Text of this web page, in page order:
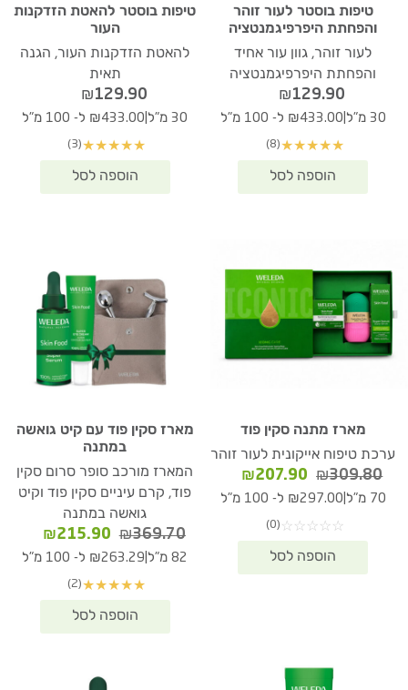
טיפות בוסטר לעור זוהר
והפחתת היפרפיגמנטציה
לעור זוהר, גוון עור אחיד
והפחתת היפרפיגמנטציה
₪129.90
30 מ"ל ₪433.00 ל- 100 מ"ל
★
★
★
★
★
(8)
טיפות בוסטר להאטת הזדקנות
העור
להאטת הזדקנות העור, הגנה
תאית
₪129.90
30 מ"ל ₪433.00 ל- 100 מ"ל
★
★
★
★
★
(3)
מארז מתנה סקין פוד
ערכת טיפוח אייקונית לעור זוהר
₪309.80
המחיר
המקורי
₪309.80.
₪207.90
המחיר
הנוכחי
₪207.90.
70 מ"ל ₪297.00 ל- 100 מ"ל
☆
☆
☆
☆
☆
(0)
מארז סקין פוד עם קיט גואשה
במתנה
המארז מורכב סופר סרום סקין
פוד, קרם עיניים סקין פוד וקיט
גואשה במתנה
₪369.70
המחיר
המקורי
₪369.70.
₪215.90
הנוכחי
82 מ"ל ₪263.29 ל- 100 מ"ל
★
★
★
★
★
(2)